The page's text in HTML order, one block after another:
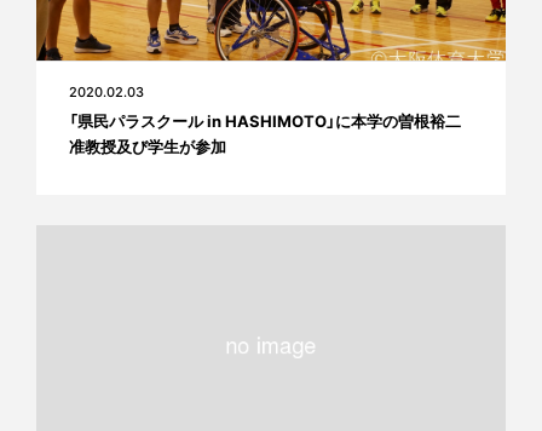
2020.02.03
「県民パラスクール in HASHIMOTO」に本学の曽根裕二
准教授及び学生が参加